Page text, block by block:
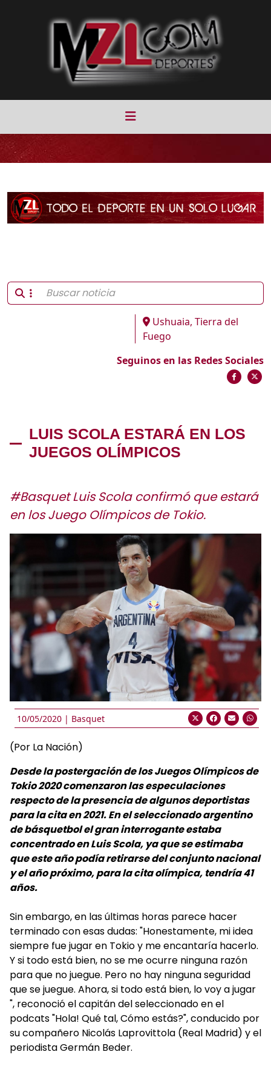
Ushuaia, Tierra del
Fuego
Seguinos en las Redes Sociales
LUIS SCOLA ESTARÁ EN LOS
JUEGOS OLÍMPICOS
#Basquet Luis Scola confirmó que estará
en los Juego Olímpicos de Tokio.
10/05/2020 | Basquet
(Por La Nación)
Desde la postergación de los Juegos Olímpicos de
Tokio 2020 comenzaron las especulaciones
respecto de la presencia de algunos deportistas
para la cita en 2021. En el seleccionado argentino
de básquetbol el gran interrogante estaba
concentrado en Luis Scola, ya que se estimaba
que este año podía retirarse del conjunto nacional
y el año próximo, para la cita olímpica, tendría 41
años.
Sin embargo, en las últimas horas parece hacer
terminado con esas dudas: "Honestamente, mi idea
siempre fue jugar en Tokio y me encantaría hacerlo.
Y si todo está bien, no se me ocurre ninguna razón
para que no juegue. Pero no hay ninguna seguridad
que se juegue. Ahora, si todo está bien, lo voy a jugar
", reconoció el capitán del seleccionado en el
podcats "Hola! Qué tal, Cómo estás?", conducido por
su compañero Nicolás Laprovittola (Real Madrid) y el
periodista Germán Beder.